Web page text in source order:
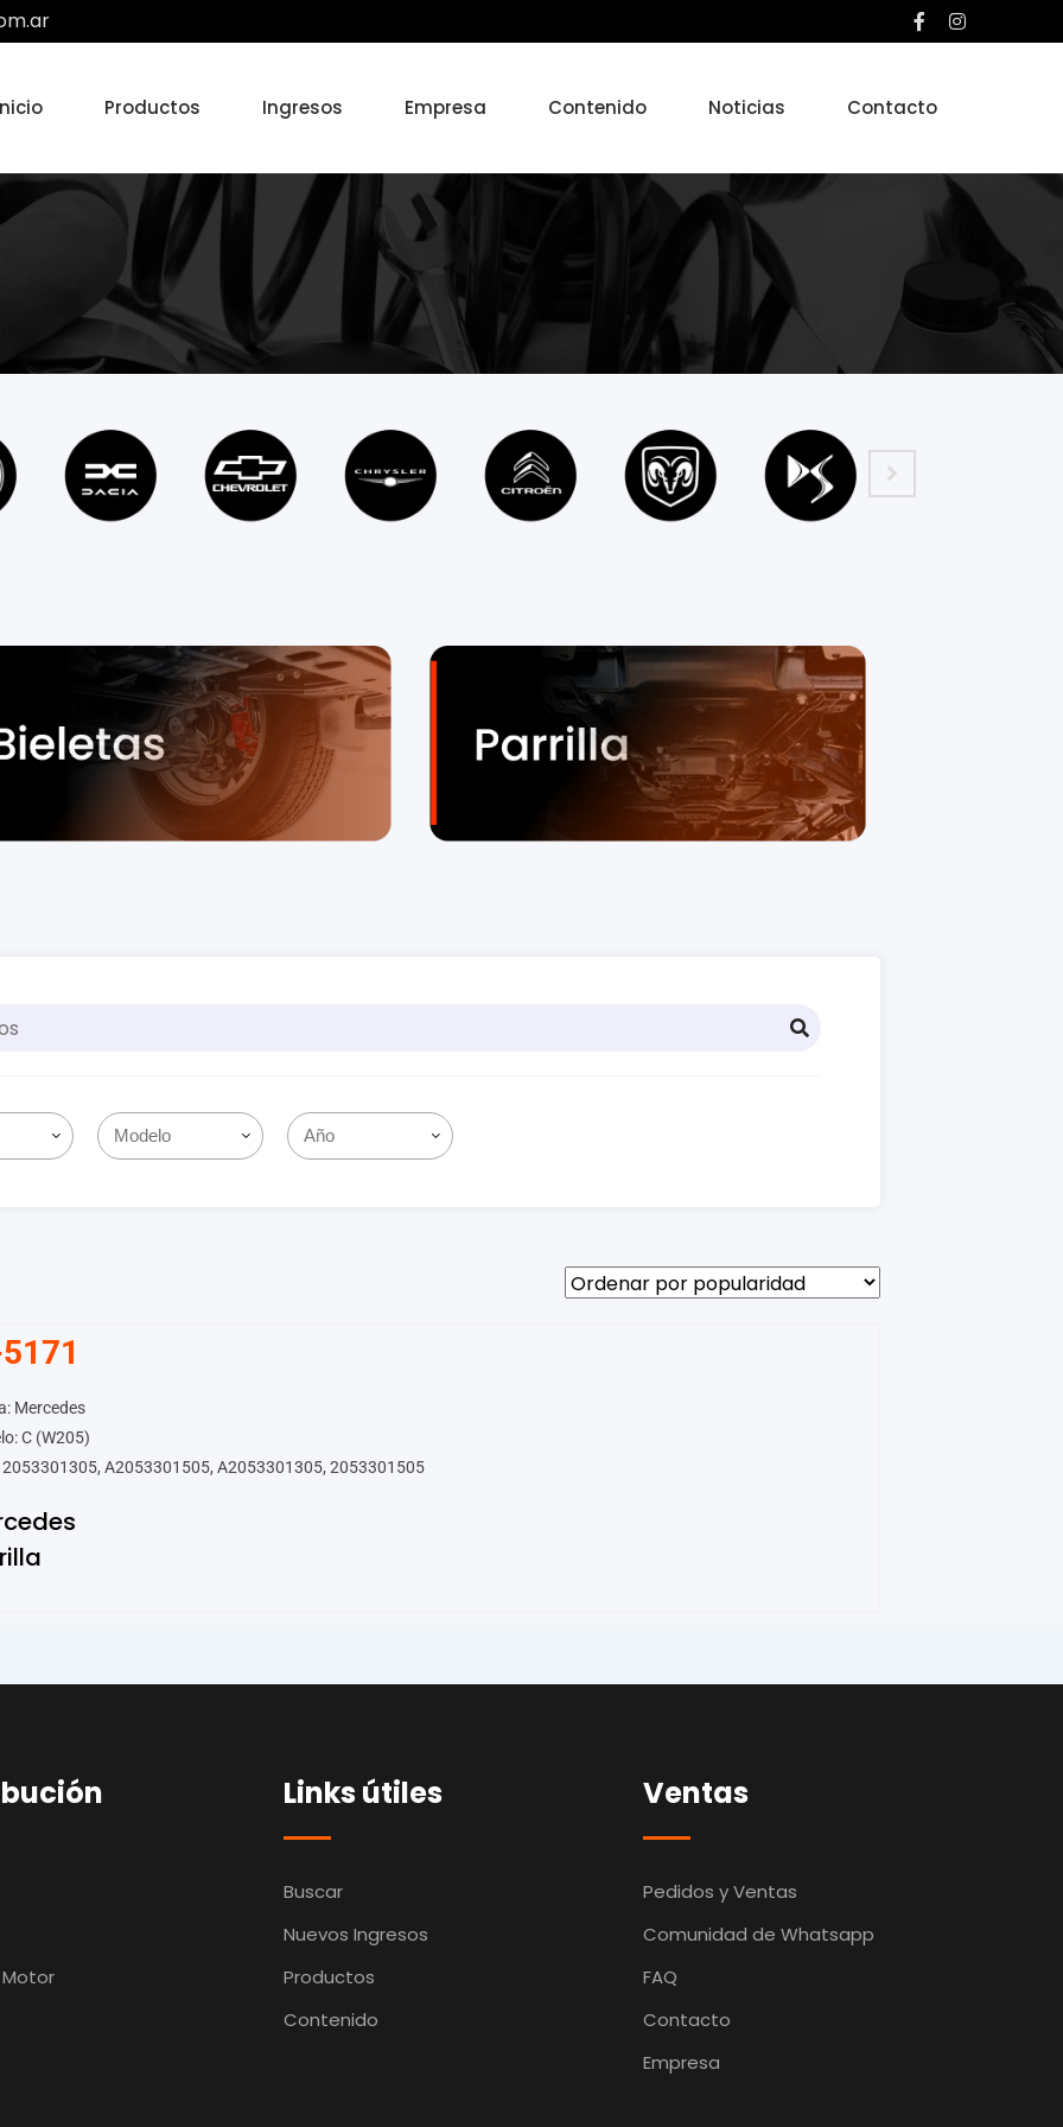
Productos Ingresos Empresa Contenido Noticias Contacto
Mercedes
C (W205)
2053301305, A2053301505, A2053301305, 2053301505
Links útiles
Buscar
Nuevos Ingresos
Productos
Contenido
Ventas
Pedidos y Ventas
Comunidad de Whatsapp
FAQ
Contacto
Empresa